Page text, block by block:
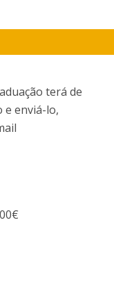
terá de
e enviá-lo,